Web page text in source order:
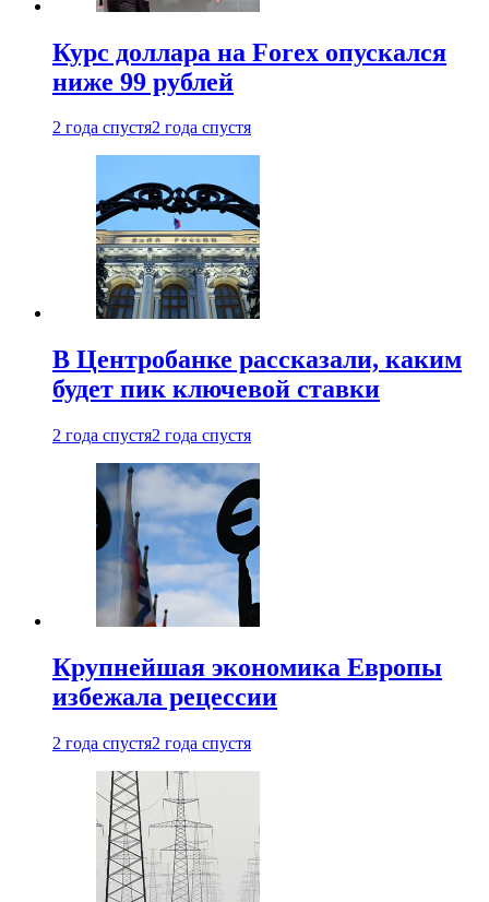
Курс доллара на Forex опускался
ниже 99 рублей
2 года спустя2 года спустя
В Центробанке рассказали, каким
будет пик ключевой ставки
2 года спустя2 года спустя
Крупнейшая экономика Европы
избежала рецессии
2 года спустя2 года спустя